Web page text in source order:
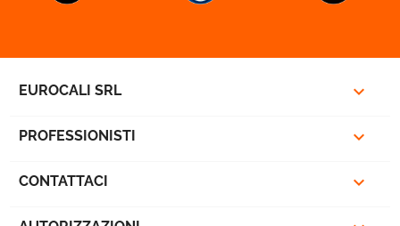
favorite_border
EUROCALI SRL 
PROFESSIONISTI 
CONTATTACI 